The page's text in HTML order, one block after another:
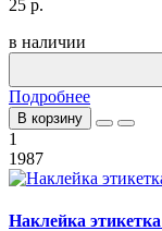
25 р.
в наличии
Подробнее
В корзину
1
1987
Наклейка